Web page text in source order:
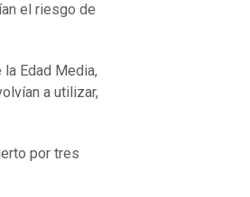
el riesgo de
Edad Media,
a utilizar,
por tres